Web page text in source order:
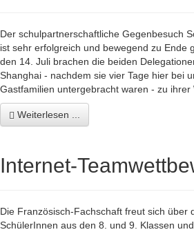
Der schulpartnerschaftliche Gegenbesuch
ist sehr erfolgreich und bewegend zu Ende
den 14. Juli brachen die beiden
Shanghai - nachdem sie vier Tage hier bei
Gastfamilien untergebracht waren - zu ihrer
Weiterlesen ...
Internet-
Die Französisch-Fachschaft freut sich über
SchülerInnen aus den 8. und 9. Klassen